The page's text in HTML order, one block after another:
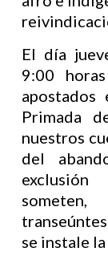
El día
9:00
Primada
nuestros
del
se instale